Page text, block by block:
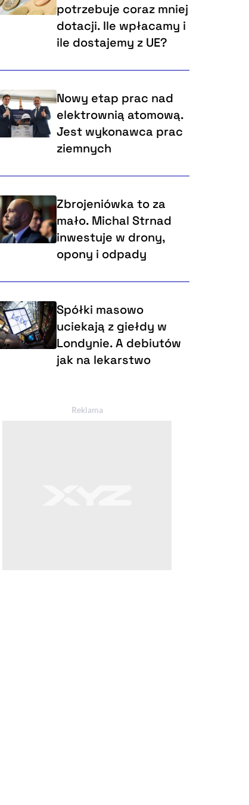
potrzebuje coraz mniej
dotacji. Ile wpłacamy i
ile dostajemy z UE?
Nowy etap prac nad
elektrownią atomową.
Jest wykonawca prac
ziemnych
Zbrojeniówka to za
mało. Michal Strnad
inwestuje w drony,
opony i odpady
Spółki masowo
uciekają z giełdy w
Londynie. A debiutów
jak na lekarstwo